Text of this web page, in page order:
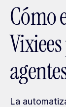
Cómo
La